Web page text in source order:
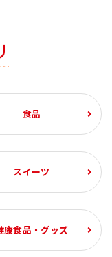
食品
スイーツ
康食品・グッズ